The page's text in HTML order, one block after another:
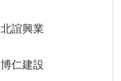
北誼興業
博仁建設